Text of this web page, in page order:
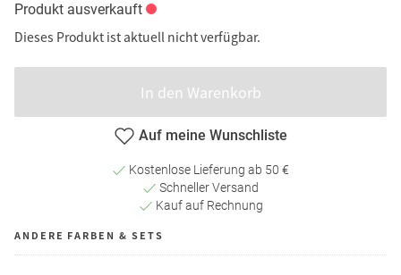
Produkt ausverkauft
Dieses Produkt ist aktuell nicht verfügbar.
In den Warenkorb
Auf meine Wunschliste
Kostenlose Lieferung ab 50 €
Schneller Versand
Kauf auf Rechnung
ANDERE FARBEN & SETS